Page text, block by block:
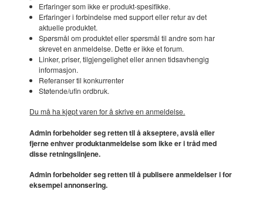
Erfaringer som ikke er produkt-spesifikke.
Erfaringer i forbindelse med support eller retur av det
aktuelle produktet.
Spørsmål om produktet eller spørsmål til andre som har
skrevet en anmeldelse. Dette er ikke et forum.
Linker, priser, tilgjengelighet eller annen tidsavhengig
informasjon.
Referanser til konkurrenter
Støtende/ufin ordbruk.
Du må ha kjøpt varen for å skrive en anmeldelse.
Admin forbeholder seg retten til å akseptere, avslå eller
fjerne enhver produktanmeldelse som ikke er i tråd med
disse retningslinjene.
Admin forbeholder seg retten til å publisere anmeldelser i for
eksempel annonsering.